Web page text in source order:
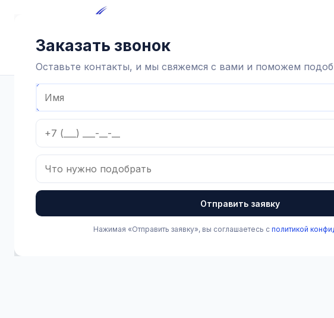
Заказать звонок
Оставьте контакты, и мы свяжемся с вами и поможем
Отправить заявку
Нажимая «Отправить заявку», вы соглашаетесь с политикой